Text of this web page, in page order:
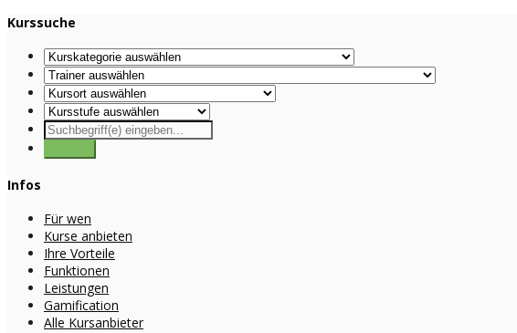
Kurssuche
Infos
Für wen
Kurse anbieten
Ihre Vorteile
Funktionen
Leistungen
Gamification
Alle Kursanbieter